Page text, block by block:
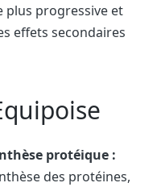
plus progressive et
effets secondaires
protéique :
des protéines,